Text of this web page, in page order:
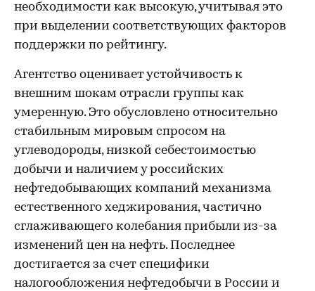
необходимости как высокую, учитывая это
при выделении соответствующих факторов
поддержки по рейтингу.
Агентство оценивает устойчивость к
внешним шокам отрасли группы как
умеренную. Это обусловлено относительно
стабильным мировым спросом на
углеводороды, низкой себестоимостью
добычи и наличием у российских
нефтедобывающих компаний механизма
естественного хеджирования, частично
сглаживающего колебания прибыли из-за
изменений цен на нефть. Последнее
достигается за счет специфики
налогообложения нефтедобычи в России и